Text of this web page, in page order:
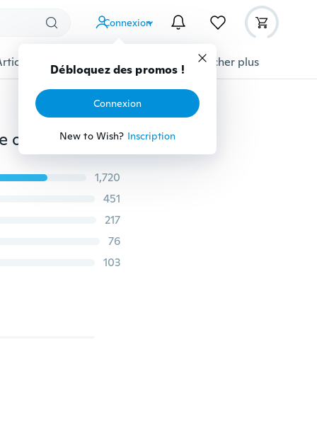
Connexion
Débloquez des promos !
Connexion
New to Wish? Inscription
pour animaux domestiques Afficher plus
16 MM de haute qualité pur naturel oeil de tigre pierre obsidienne chanceux bénédiction perles pendentif réglable collier de guérison
1,720
451
217
76
103